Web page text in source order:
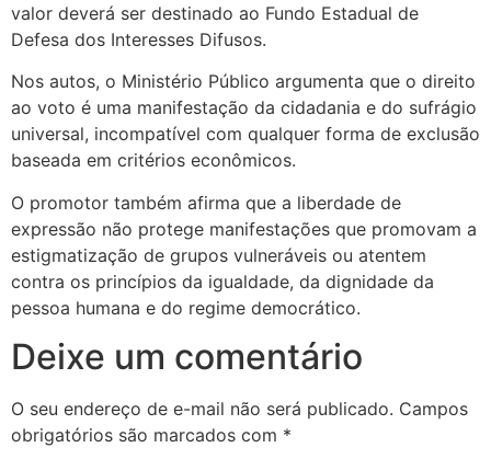
valor deverá ser destinado ao Fundo Estadual de
Defesa dos Interesses Difusos.
Nos autos, o Ministério Público argumenta que o direito
ao voto é uma manifestação da cidadania e do sufrágio
universal, incompatível com qualquer forma de exclusão
baseada em critérios econômicos.
O promotor também afirma que a liberdade de
expressão não protege manifestações que promovam a
estigmatização de grupos vulneráveis ou atentem
contra os princípios da igualdade, da dignidade da
pessoa humana e do regime democrático.
Deixe um comentário
O seu endereço de e-mail não será publicado. Campos
obrigatórios são marcados com *